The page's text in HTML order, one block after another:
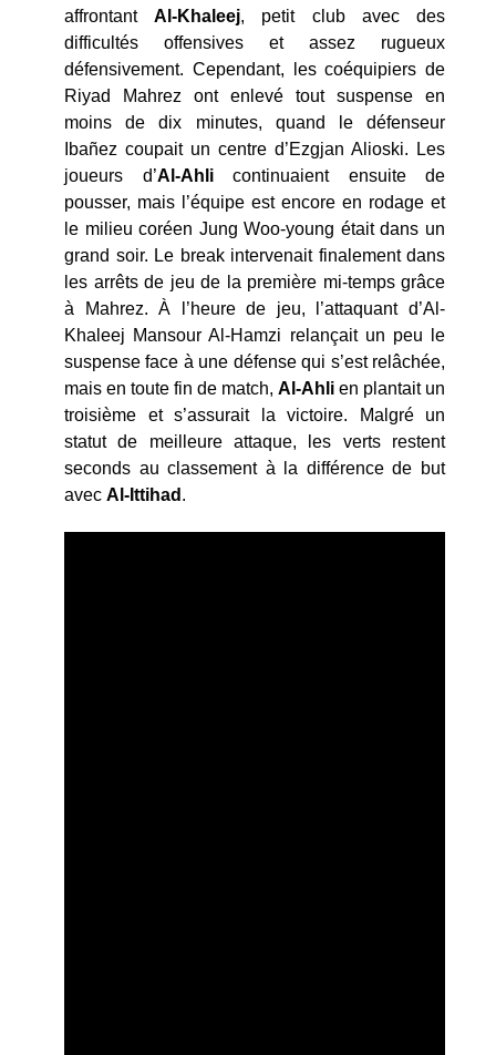
affrontantAl-Khaleej, petit club avec des
difficultés offensives et assez rugueux
défensivement. Cependant, les coéquipiers de
Riyad Mahrez ont enlevé tout suspense en
moins de dix minutes, quand le défenseur
Ibañez coupait un centre d’Ezgjan Alioski. Les
joueurs d’Al-Ahlicontinuaient ensuite de
pousser, mais l’équipe est encore en rodage et
le milieu coréen Jung Woo-young était dans un
grand soir. Le break intervenait finalement dans
les arrêts de jeu de la première mi-temps grâce
à Mahrez. À l’heure de jeu, l’attaquant d’Al-
Khaleej Mansour Al-Hamzi relançait un peu le
suspense face à une défense qui s’est relâchée,
mais en toute fin de match, Al-Ahli en plantait un
troisième et s’assurait la victoire. Malgré un
statut de meilleure attaque, les verts restent
seconds au classement à la différence de but
avec Al-Ittihad .